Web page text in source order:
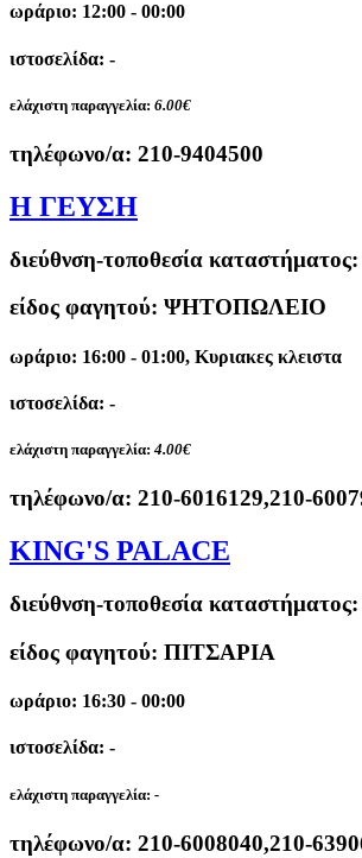
ωράριο: 12:00 - 00:00
ιστοσελίδα: -
ελάχιστη παραγγελία: 6.00€
τηλέφωνο/α: 210-9404500
Η ΓΕΥΣΗ
διεύθνση-τοποθεσία καταστήματος:
είδος φαγητού: ΨΗΤΟΠΩΛΕΙΟ
ωράριο: 16:00 - 01:00, Κυριακες κλειστα
ιστοσελίδα: -
ελάχιστη παραγγελία: 4.00€
τηλέφωνο/α: 210-6016129,210-
KING'S PALACE
διεύθνση-τοποθεσία καταστήματος:
είδος φαγητού: ΠΙΤΣΑΡΙΑ
ωράριο: 16:30 - 00:00
ιστοσελίδα: -
ελάχιστη παραγγελία: -
τηλέφωνο/α: 210-6008040,210-